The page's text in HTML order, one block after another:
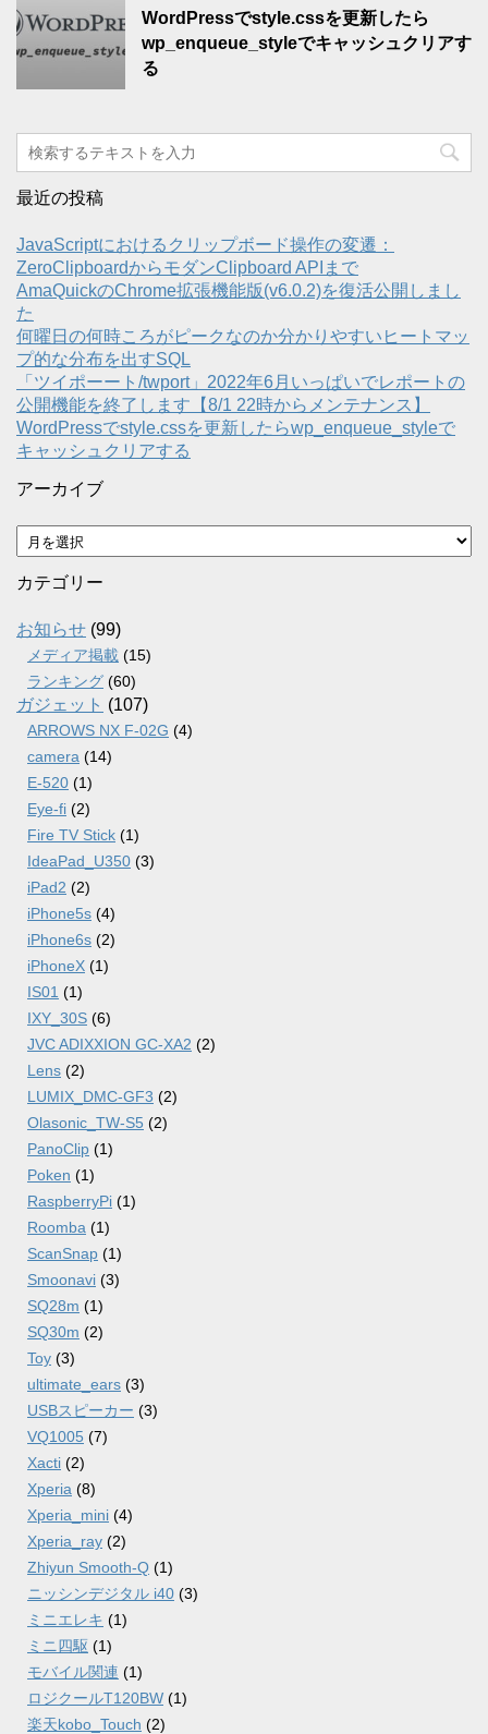
WordPressでstyle.cssを更新したら
wp_enqueue_styleでキャッシュクリアす
る
最近の投稿
JavaScriptにおけるクリップボード操作の変遷：
ZeroClipboardからモダンClipboard APIまで
AmaQuickのChrome拡張機能版(v6.0.2)を復活公開しまし
た
何曜日の何時ころがピークなのか分かりやすいヒートマッ
プ的な分布を出すSQL
「ツイポーート/twport」2022年6月いっぱいでレポートの
公開機能を終了します【8/1 22時からメンテナンス】
WordPressでstyle.cssを更新したらwp_enqueue_styleで
キャッシュクリアする
アーカイブ
ア
ー
カ
ブ
カテゴリー
お知らせ (99)
メディア掲載 (15)
ランキング (60)
ガジェット (107)
ARROWS NX F-02G (4)
camera (14)
E-520 (1)
Eye-fi (2)
Fire TV Stick (1)
IdeaPad_U350 (3)
iPad2 (2)
iPhone5s (4)
iPhone6s (2)
iPhoneX (1)
IS01 (1)
IXY_30S (6)
JVC ADIXXION GC-XA2 (2)
Lens (2)
LUMIX_DMC-GF3 (2)
Olasonic_TW-S5 (2)
PanoClip (1)
Poken (1)
RaspberryPi (1)
Roomba (1)
ScanSnap (1)
Smoonavi (3)
SQ28m (1)
SQ30m (2)
Toy (3)
ultimate_ears (3)
USBスピーカー (3)
VQ1005 (7)
Xacti (2)
Xperia (8)
Xperia_mini (4)
Xperia_ray (2)
Zhiyun Smooth-Q (1)
ニッシンデジタル i40 (3)
ミニエレキ (1)
ミニ四駆 (1)
モバイル関連 (1)
ロジクールT120BW (1)
楽天kobo_Touch (2)